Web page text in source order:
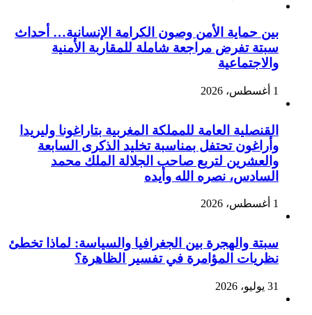
بين حماية الأمن وصون الكرامة الإنسانية… أحداث
سبتة تفرض مراجعة شاملة للمقاربة الأمنية
والاجتماعية
1 أغسطس، 2026
القنصلية العامة للمملكة المغربية بتاراغونا وليريدا
وأراغون تحتفل بمناسبة تخليد الذكرى السابعة
والعشرين لتربع صاحب الجلالة الملك محمد
السادس، نصره الله وأيده
1 أغسطس، 2026
سبتة والهجرة بين الجغرافيا والسياسة: لماذا تخطئ
نظريات المؤامرة في تفسير الظاهرة؟
31 يوليو، 2026